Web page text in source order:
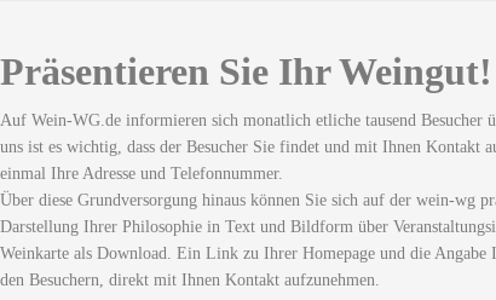
Präsentieren Sie Ihr Weingut!
Auf Wein-WG.de informieren sich monatlich etliche tausend Besucher
uns ist es wichtig, dass der Besucher Sie findet und mit Ihnen Kontakt
einmal Ihre Adresse und Telefonnummer.
Über diese Grundversorgung hinaus können Sie sich auf der wein-wg
Darstellung Ihrer Philosophie in Text und Bildform über
Weinkarte als Download. Ein Link zu Ihrer Homepage und die Angabe
den Besuchern, direkt mit Ihnen Kontakt aufzunehmen.